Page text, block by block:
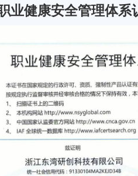
业健康安全管理体系